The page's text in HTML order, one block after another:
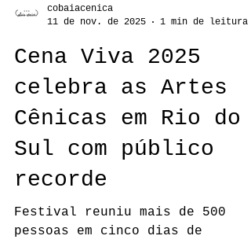
cobaiacenica
Cena Viva 2025